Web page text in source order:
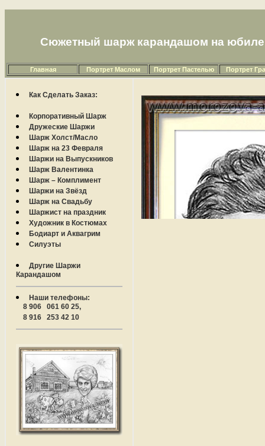
Сюжетный шарж карандашом на
Главная Портрет Маслом Портрет Пастелью Портрет
Как Сделать Заказ:
Корпоративный Шарж
Дружеские Шаржи
Шарж Холст/Масло
Шарж на 23 Февраля
Шаржи на Выпускников
Шарж Валентинка
Шарж – Комплимент
Шаржи на Звёзд
Шарж на Свадьбу
Шаржист на праздник
Художник в Костюмах
Бодиарт и Аквагрим
Силуэты
Другие Шаржи
Карандашом
Наши телефоны:
8 906 061 60 25,
8 916 253 42 10